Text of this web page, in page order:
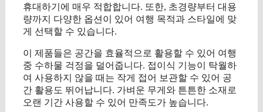
휴대하기에 매우 적합합니다. 또한, 초경량부터 대용
량까지 다양한 옵션이 있어 여행 목적과 스타일에 맞
게 선택할 수 있습니다.
이 제품들은 공간을 효율적으로 활용할 수 있어 여행
중 수하물 걱정을 덜어줍니다. 접이식 기능이 탁월하
여 사용하지 않을 때는 작게 접어 보관할 수 있어 공
간 활용도 뛰어납니다. 가벼운 무게와 튼튼한 소재로
오랜 기간 사용할 수 있어 만족도가 높습니다.